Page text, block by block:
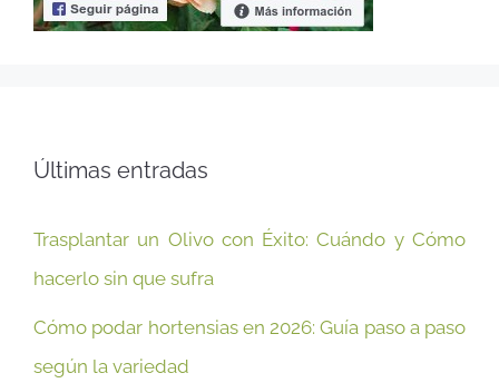
Últimas entradas
Trasplantar un Olivo con Éxito: Cuándo y Cómo
hacerlo sin que sufra
Cómo podar hortensias en 2026: Guía paso a paso
según la variedad